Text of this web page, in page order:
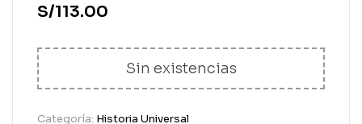
S/113.00
Sin existencias
Categoría: Historia Universal